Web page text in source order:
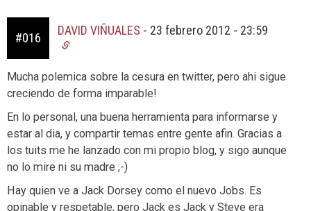
#016
DAVID VIÑUALES - 23 febrero 2012 - 23:59
Mucha polemica sobre la cesura en twitter, pero ahi sigue
creciendo de forma imparable!
En lo personal, una buena herramienta para informarse y
estar al dia, y compartir temas entre gente afin. Gracias a
los tuits me he lanzado con mi propio blog, y sigo aunque
no lo mire ni su madre ;-)
Hay quien ve a Jack Dorsey como el nuevo Jobs. Es
opinable y respetable, pero Jack es Jack y Steve era